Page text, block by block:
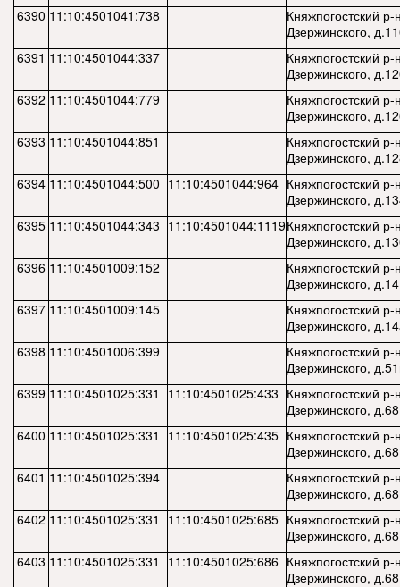
6390 11:10:4501041:738
Княжпогостский
Дзержинского,
6391 11:10:4501044:337
Княжпогостский
Дзержинского,
6392 11:10:4501044:779
Княжпогостский
Дзержинского,
6393 11:10:4501044:851
Княжпогостский
Дзержинского,
6394 11:10:4501044:500 11:10:4501044:964 Княжпогостский
Дзержинского,
6395 11:10:4501044:343 11:10:4501044:1119Княжпогостский
Дзержинского,
6396 11:10:4501009:152
Княжпогостский
Дзержинского, д.14
6397 11:10:4501009:145
Княжпогостский
Дзержинского,
6398 11:10:4501006:399
Княжпогостский
Дзержинского,
6399 11:10:4501025:331 11:10:4501025:433 Княжпогостский
Дзержинского, д.68
6400 11:10:4501025:331 11:10:4501025:435 Княжпогостский
Дзержинского, д.68
6401 11:10:4501025:394
Княжпогостский
Дзержинского, д.68
6402 11:10:4501025:331 11:10:4501025:685 Княжпогостский
Дзержинского,
6403 11:10:4501025:331 11:10:4501025:686 Княжпогостский
Дзержинского,